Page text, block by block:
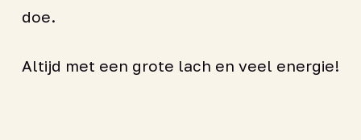
doe.
Altijd met een grote lach en veel energie!